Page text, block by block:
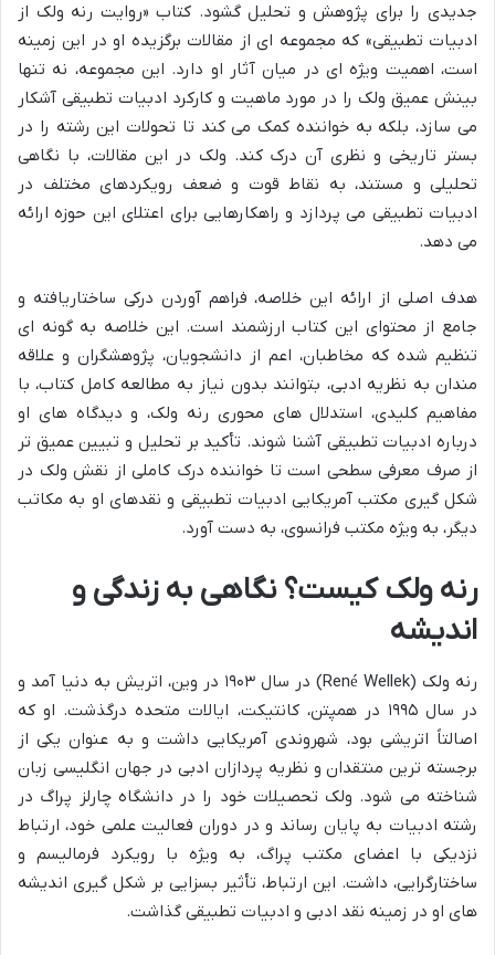
جدیدی را برای پژوهش و تحلیل گشود. کتاب «روایت رنه ولک از
ادبیات تطبیقی» که مجموعه ای از مقالات برگزیده او در این زمینه
است، اهمیت ویژه ای در میان آثار او دارد. این مجموعه، نه تنها
بینش عمیق ولک را در مورد ماهیت و کارکرد ادبیات تطبیقی آشکار
می سازد، بلکه به خواننده کمک می کند تا تحولات این رشته را در
بستر تاریخی و نظری آن درک کند. ولک در این مقالات، با نگاهی
تحلیلی و مستند، به نقاط قوت و ضعف رویکردهای مختلف در
ادبیات تطبیقی می پردازد و راهکارهایی برای اعتلای این حوزه ارائه
می دهد.
هدف اصلی از ارائه این خلاصه، فراهم آوردن درکی ساختاریافته و
جامع از محتوای این کتاب ارزشمند است. این خلاصه به گونه ای
تنظیم شده که مخاطبان، اعم از دانشجویان، پژوهشگران و علاقه
مندان به نظریه ادبی، بتوانند بدون نیاز به مطالعه کامل کتاب، با
مفاهیم کلیدی، استدلال های محوری رنه ولک، و دیدگاه های او
درباره ادبیات تطبیقی آشنا شوند. تأکید بر تحلیل و تبیین عمیق تر
از صرف معرفی سطحی است تا خواننده درک کاملی از نقش ولک در
شکل گیری مکتب آمریکایی ادبیات تطبیقی و نقدهای او به مکاتب
دیگر، به ویژه مکتب فرانسوی، به دست آورد.
رنه ولک کیست؟ نگاهی به زندگی و
اندیشه
رنه ولک (René Wellek) در سال ۱۹۰۳ در وین، اتریش به دنیا آمد و
در سال ۱۹۹۵ در همپتن، کانتیکت، ایالات متحده درگذشت. او که
اصالتاً اتریشی بود، شهروندی آمریکایی داشت و به عنوان یکی از
برجسته ترین منتقدان و نظریه پردازان ادبی در جهان انگلیسی زبان
شناخته می شود. ولک تحصیلات خود را در دانشگاه چارلز پراگ در
رشته ادبیات به پایان رساند و در دوران فعالیت علمی خود، ارتباط
نزدیکی با اعضای مکتب پراگ، به ویژه با رویکرد فرمالیسم و
ساختارگرایی، داشت. این ارتباط، تأثیر بسزایی بر شکل گیری اندیشه
های او در زمینه نقد ادبی و ادبیات تطبیقی گذاشت.